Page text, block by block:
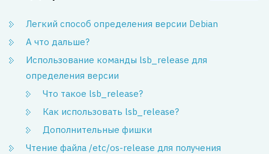
Легкий способ определения версии Debian
А что дальше?
Использование команды lsb_release для
определения версии
Что такое lsb_release?
Как использовать lsb_release?
Дополнительные фишки
Чтение файла /etc/os-release для получения